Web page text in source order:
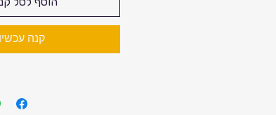
קנה עכשיו